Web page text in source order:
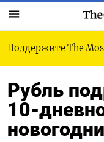
Поддержите The
Рубль
10-